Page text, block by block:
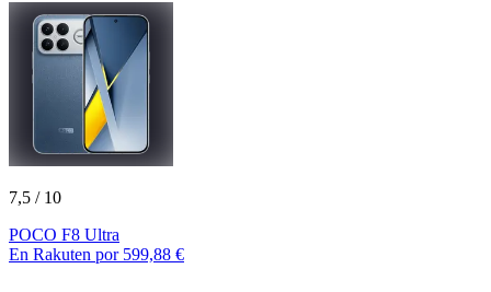
7,5 / 10
POCO F8 Ultra
En Rakuten por 599,88 €